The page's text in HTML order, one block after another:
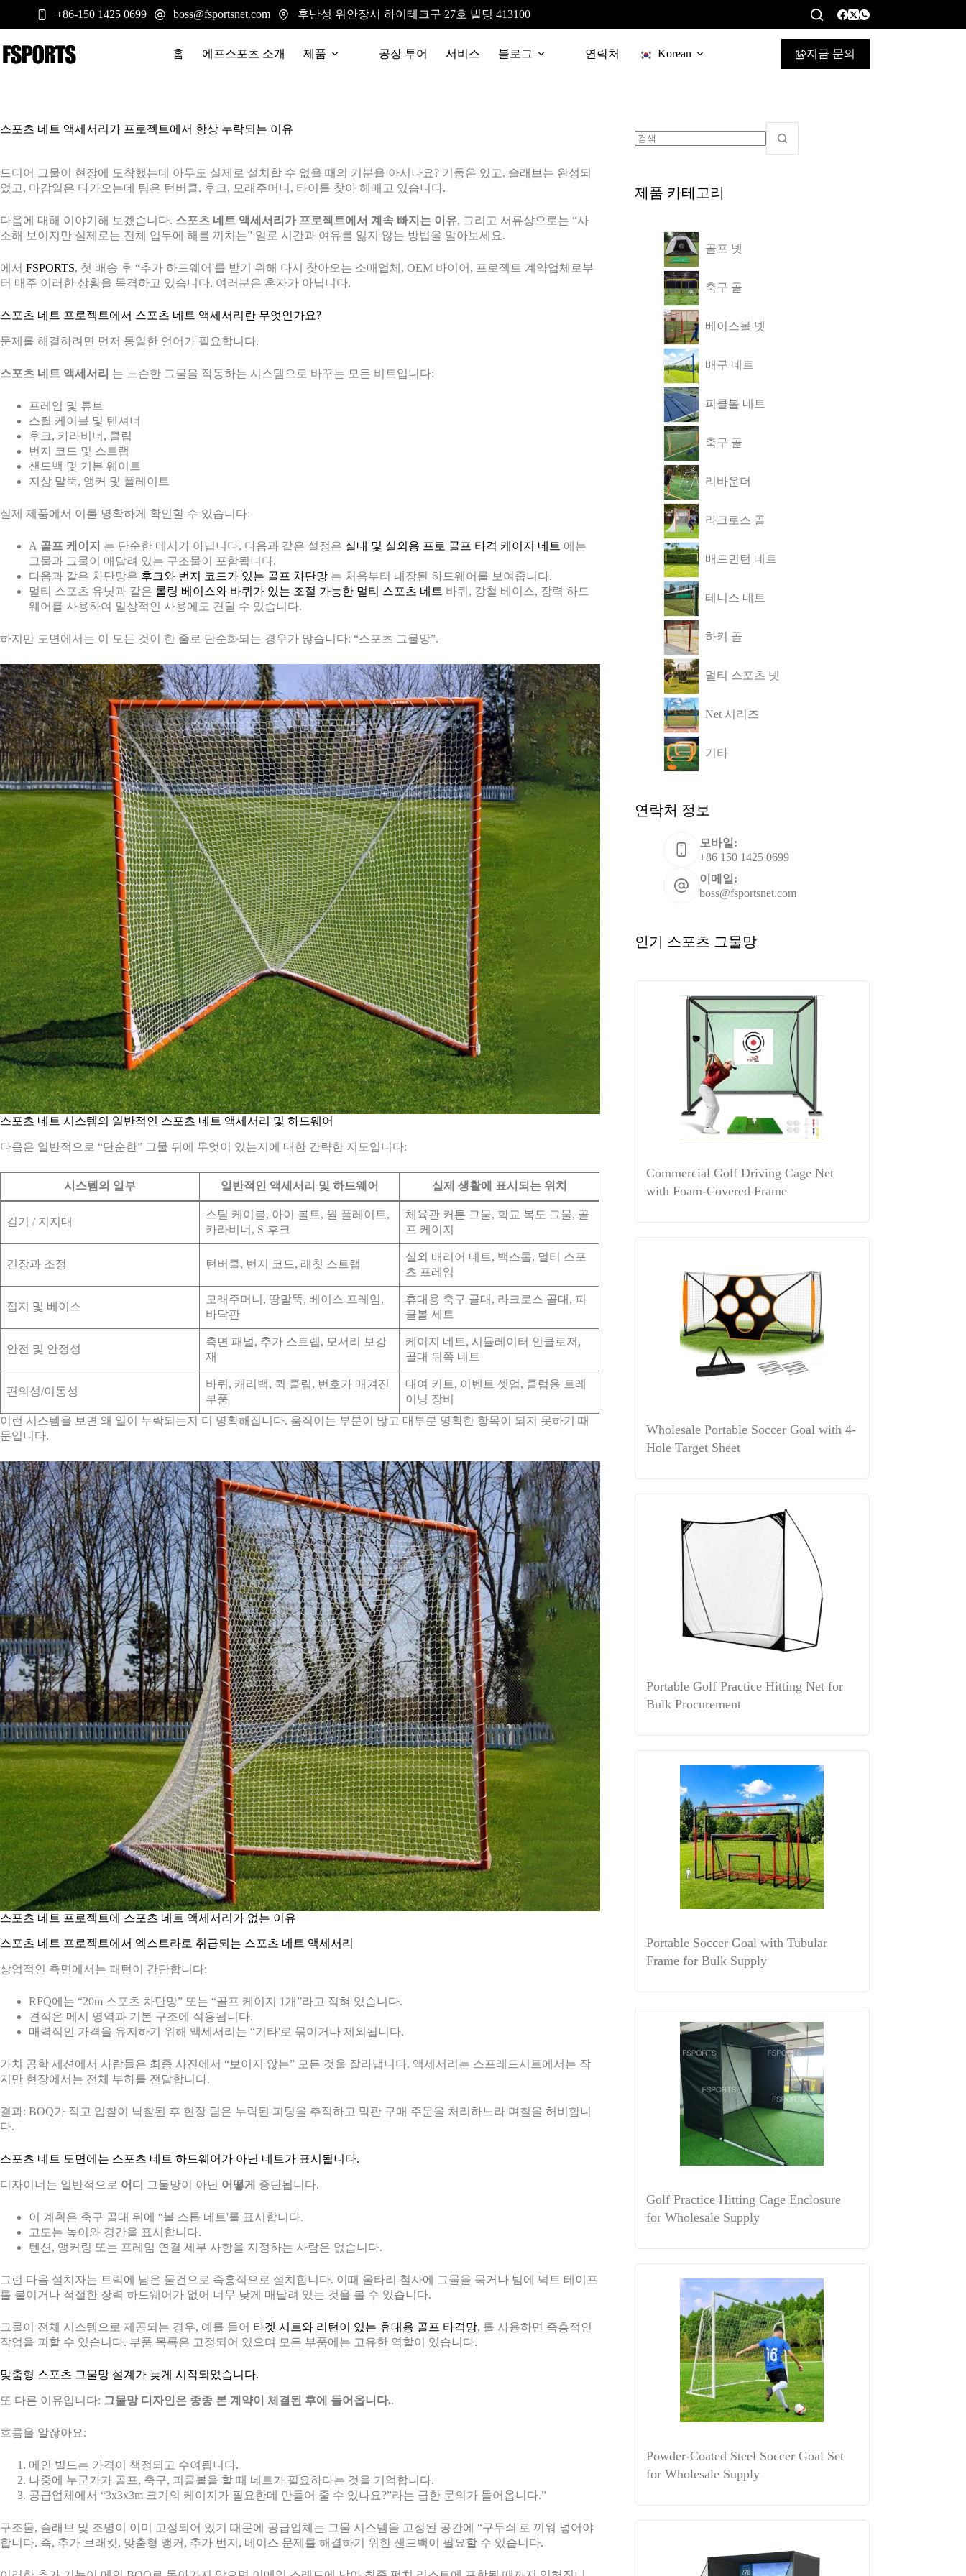
로
건
+86-150 1425 0699 boss@fsportsnet.com 후난성 위안장시 하이테크구 27호 빌딩 413100
홈 에프스포츠 소개 제품 공장 투어 서비스 블로그 연락처 Korean 지금 문의
스포츠 네트 액세서리가 프로젝트에서 항상 누락되는 이유
드디어 그물이 현장에 도착했는데 아무도 실제로 설치할 수 없을 때의 기분을 아시나요? 기둥은 있고, 슬래브는 완성되
었고, 마감일은 다가오는데 팀은 턴버클, 후크, 모래주머니, 타이를 찾아 헤매고 있습니다.
다음에 대해 이야기해 보겠습니다. 스포츠 네트 액세서리가 프로젝트에서 계속 빠지는 이유, 그리고 서류상으로는 “사
소해 보이지만 실제로는 전체 업무에 해를 끼치는” 일로 시간과 여유를 잃지 않는 방법을 알아보세요.
에서 FSPORTS, 첫 배송 후 “추가 하드웨어'를 받기 위해 다시 찾아오는 소매업체, OEM 바이어, 프로젝트 계약업체로부
터 매주 이러한 상황을 목격하고 있습니다. 여러분은 혼자가 아닙니다.
스포츠 네트 프로젝트에서 스포츠 네트 액세서리란 무엇인가요?
문제를 해결하려면 먼저 동일한 언어가 필요합니다.
스포츠 네트 액세서리 는 느슨한 그물을 작동하는 시스템으로 바꾸는 모든 비트입니다:
프레임 및 튜브
스틸 케이블 및 텐셔너
후크, 카라비너, 클립
번지 코드 및 스트랩
샌드백 및 기본 웨이트
지상 말뚝, 앵커 및 플레이트
실제 제품에서 이를 명확하게 확인할 수 있습니다:
A 골프 케이지 는 단순한 메시가 아닙니다. 다음과 같은 설정은 실내 및 실외용 프로 골프 타격 케이지 네트 에는
그물과 그물이 매달려 있는 구조물이 포함됩니다.
다음과 같은 차단망은 후크와 번지 코드가 있는 골프 차단망 는 처음부터 내장된 하드웨어를 보여줍니다.
멀티 스포츠 유닛과 같은 롤링 베이스와 바퀴가 있는 조절 가능한 멀티 스포츠 네트 바퀴, 강철 베이스, 장력 하드
웨어를 사용하여 일상적인 사용에도 견딜 수 있습니다.
하지만 도면에서는 이 모든 것이 한 줄로 단순화되는 경우가 많습니다: “스포츠 그물망”.
스포츠 네트 시스템의 일반적인 스포츠 네트 액세서리 및 하드웨어
다음은 일반적으로 “단순한” 그물 뒤에 무엇이 있는지에 대한 간략한 지도입니다:
시스템의 일부 일반적인 액세서리 및 하드웨어 실제 생활에 표시되는 위치
걸기 / 지지대
스틸 케이블, 아이 볼트, 월 플레이트,
카라비너, S-후크
체육관 커튼 그물, 학교 복도 그물, 골
프 케이지
긴장과 조정 턴버클, 번지 코드, 래칫 스트랩
실외 배리어 네트, 백스톱, 멀티 스포
츠 프레임
접지 및 베이스
모래주머니, 땅말뚝, 베이스 프레임,
바닥판
휴대용 축구 골대, 라크로스 골대, 피
클볼 세트
안전 및 안정성
측면 패널, 추가 스트랩, 모서리 보강
재
케이지 네트, 시뮬레이터 인클로저,
골대 뒤쪽 네트
편의성/이동성
바퀴, 캐리백, 퀵 클립, 번호가 매겨진
부품
대여 키트, 이벤트 셋업, 클럽용 트레
이닝 장비
이런 시스템을 보면 왜 일이 누락되는지 더 명확해집니다. 움직이는 부분이 많고 대부분 명확한 항목이 되지 못하기 때
문입니다.
스포츠 네트 프로젝트에 스포츠 네트 액세서리가 없는 이유
스포츠 네트 프로젝트에서 엑스트라로 취급되는 스포츠 네트 액세서리
상업적인 측면에서는 패턴이 간단합니다:
RFQ에는 “20m 스포츠 차단망” 또는 “골프 케이지 1개”라고 적혀 있습니다.
견적은 메시 영역과 기본 구조에 적용됩니다.
매력적인 가격을 유지하기 위해 액세서리는 “기타'로 묶이거나 제외됩니다.
가치 공학 세션에서 사람들은 최종 사진에서 “보이지 않는” 모든 것을 잘라냅니다. 액세서리는 스프레드시트에서는 작
지만 현장에서는 전체 부하를 전달합니다.
결과: BOQ가 적고 입찰이 낙찰된 후 현장 팀은 누락된 피팅을 추적하고 막판 구매 주문을 처리하느라 며칠을 허비합니
다.
스포츠 네트 도면에는 스포츠 네트 하드웨어가 아닌 네트가 표시됩니다.
디자이너는 일반적으로 어디 그물망이 아닌 어떻게 중단됩니다.
이 계획은 축구 골대 뒤에 “볼 스톱 네트'를 표시합니다.
고도는 높이와 경간을 표시합니다.
텐션, 앵커링 또는 프레임 연결 세부 사항을 지정하는 사람은 없습니다.
그런 다음 설치자는 트럭에 남은 물건으로 즉흥적으로 설치합니다. 이때 울타리 철사에 그물을 묶거나 빔에 덕트 테이프
를 붙이거나 적절한 장력 하드웨어가 없어 너무 낮게 매달려 있는 것을 볼 수 있습니다.
그물이 전체 시스템으로 제공되는 경우, 예를 들어 타겟 시트와 리턴이 있는 휴대용 골프 타격망, 를 사용하면 즉흥적인
작업을 피할 수 있습니다. 부품 목록은 고정되어 있으며 모든 부품에는 고유한 역할이 있습니다.
맞춤형 스포츠 그물망 설계가 늦게 시작되었습니다.
또 다른 이유입니다: 그물망 디자인은 종종 본 계약이 체결된 후에 들어옵니다..
흐름을 알잖아요:
메인 빌드는 가격이 책정되고 수여됩니다.
나중에 누군가가 골프, 축구, 피클볼을 할 때 네트가 필요하다는 것을 기억합니다.
공급업체에서 “3x3x3m 크기의 케이지가 필요한데 만들어 줄 수 있나요?”라는 급한 문의가 들어옵니다.”
구조물, 슬래브 및 조명이 이미 고정되어 있기 때문에 공급업체는 그물 시스템을 고정된 공간에 “구두쇠'로 끼워 넣어야
합니다. 즉, 추가 브래킷, 맞춤형 앵커, 추가 번지, 베이스 문제를 해결하기 위한 샌드백이 필요할 수 있습니다.
제품 카테고리
골프 넷
축구 골
베이스볼 넷
배구 네트
피클볼 네트
축구 골
리바운더
라크로스 골
배드민턴 네트
테니스 네트
하키 골
멀티 스포츠 넷
Net 시리즈
기타
연락처 정보
모바일:
+86 150 1425 0699
이메일:
boss@fsportsnet.com
인기 스포츠 그물망
Commercial Golf Driving Cage Net
with Foam-Covered Frame
Wholesale Portable Soccer Goal with 4-
Hole Target Sheet
Portable Golf Practice Hitting Net for
Bulk Procurement
Portable Soccer Goal with Tubular
Frame for Bulk Supply
Golf Practice Hitting Cage Enclosure
for Wholesale Supply
Powder-Coated Steel Soccer Goal Set
for Wholesale Supply